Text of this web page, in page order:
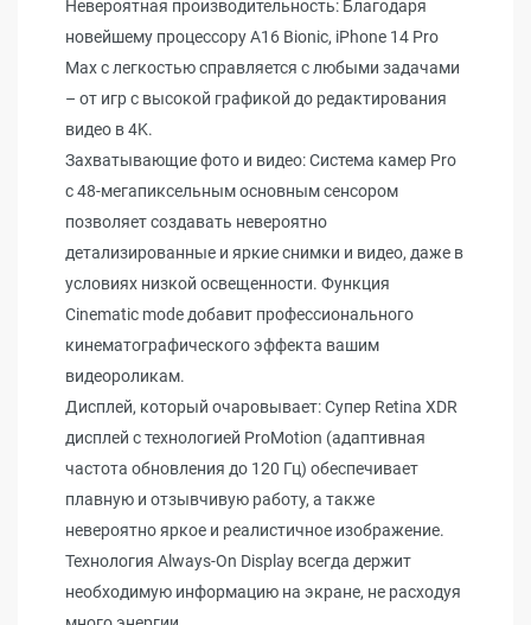
Невероятная производительность: Благодаря
новейшему процессору A16 Bionic, iPhone 14 Pro
Max с легкостью справляется с любыми задачами
– от игр с высокой графикой до редактирования
видео в 4K.
Захватывающие фото и видео: Система камер Pro
с 48-мегапиксельным основным сенсором
позволяет создавать невероятно
детализированные и яркие снимки и видео, даже в
условиях низкой освещенности. Функция
Cinematic mode добавит профессионального
кинематографического эффекта вашим
видеороликам.
Дисплей, который очаровывает: Супер Retina XDR
дисплей с технологией ProMotion (адаптивная
частота обновления до 120 Гц) обеспечивает
плавную и отзывчивую работу, а также
невероятно яркое и реалистичное изображение.
Технология Always-On Display всегда держит
необходимую информацию на экране, не расходуя